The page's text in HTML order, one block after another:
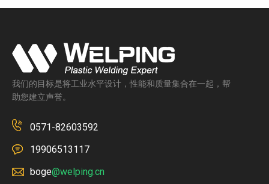
我们的目标是将工业水平设计，性能和质量集合在一起，帮
助您建立声誉。
0571-82603592
19906513117
boge@welping.cn